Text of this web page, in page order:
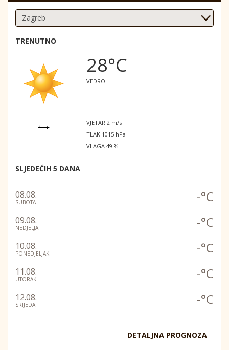
TRENUTNO
28°C
VEDRO
VJETAR 2 m/s
TLAK 1015 hPa
VLAGA 49 %
SLJEDEĆIH 5 DANA
08.08.
SUBOTA -°C
09.08.
NEDJELJA -°C
10.08.
PONEDJELJAK -°C
11.08.
UTORAK -°C
12.08.
SRIJEDA -°C
DETALJNA PROGNOZA